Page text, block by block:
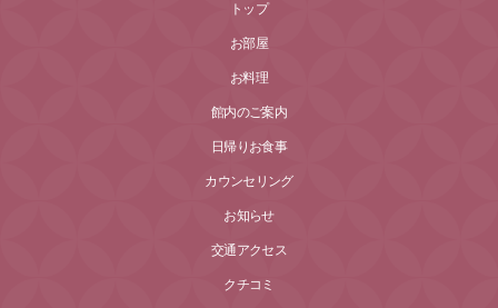
トップ
お部屋
お料理
館内のご案内
日帰りお食事
カウンセリング
お知らせ
交通アクセス
クチコミ